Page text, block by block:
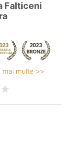
Falticeni
mai multe >>